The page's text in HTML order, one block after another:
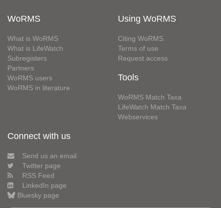
WoRMS
What is WoRMS
What is LifeWatch
Subregisters
Partners
WoRMS users
WoRMS in literature
Using WoRMS
Citing WoRMS
Terms of use
Request access
Tools
WoRMS Match Taxa
LifeWatch Match Taxa
Webservices
Connect with us
Send us an email
Twitter page
RSS Feed
LinkedIn page
Bluesky page